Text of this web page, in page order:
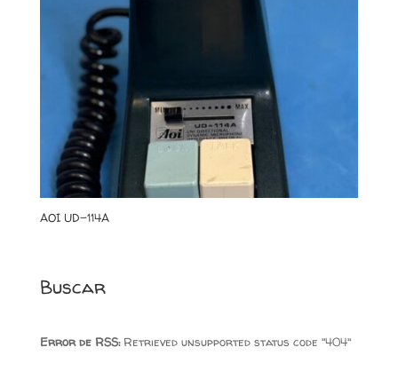
AOI UD-114A
Buscar
Error de RSS:Retrieved unsupported status code "404"